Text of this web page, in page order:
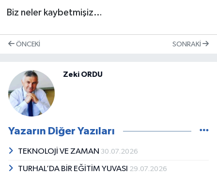
Biz neler kaybetmişiz…
ÖNCEKI SONRAKI
Zeki ORDU
Yazarın Diğer Yazıları
TEKNOLOJİ VE ZAMAN 30.07.2026
TURHAL’DA BİR EĞİTİM YUVASI 29.07.2026